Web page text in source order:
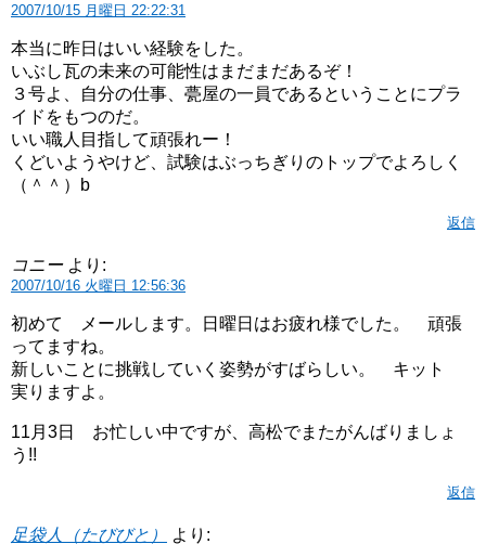
2007/10/15 月曜日 22:22:31
本当に昨日はいい経験をした。
いぶし瓦の未来の可能性はまだまだあるぞ！
３号よ、自分の仕事、甍屋の一員であるということにプラ
イドをもつのだ。
いい職人目指して頑張れー！
くどいようやけど、試験はぶっちぎりのトップでよろしく
（＾＾）b
返信
コニー より:
2007/10/16 火曜日 12:56:36
初めて メールします。日曜日はお疲れ様でした。 頑張
ってますね。
新しいことに挑戦していく姿勢がすばらしい。 キット
実りますよ。
11月3日 お忙しい中ですが、高松でまたがんばりましょ
う!!
返信
足袋人（たびびと） より: